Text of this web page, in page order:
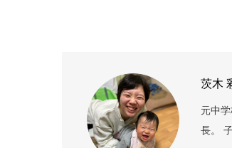
茨木
元中
長。